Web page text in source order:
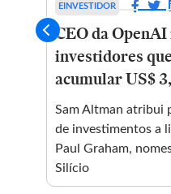
EINVESTIDOR
CEO da
investidores
acumular US$
Sam Altman atribui
de investimentos a
Paul Graham,
Silício